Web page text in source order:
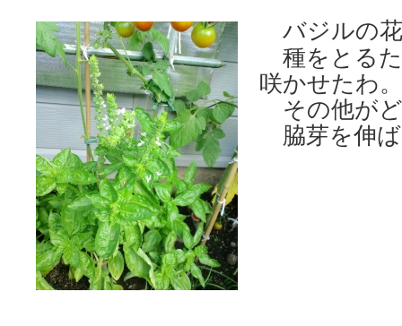
バジルの
種をとる
咲かせたわ。
その他が
脇芽を伸